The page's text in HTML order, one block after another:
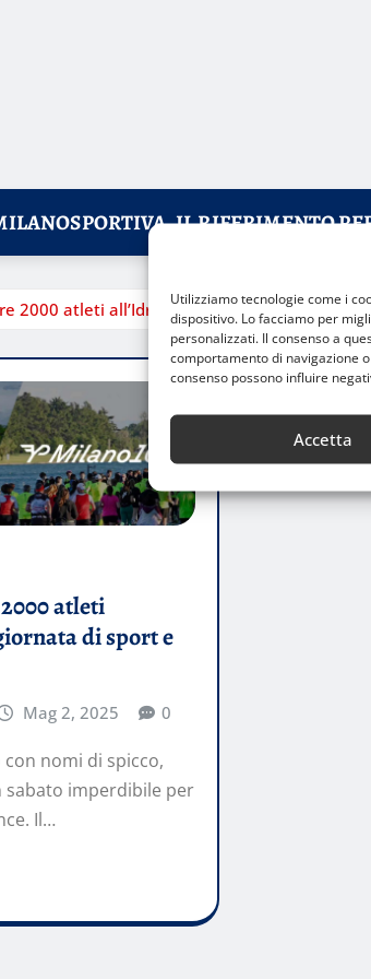
Utilizziamo tecnologie come i
dispositivo. Lo facciamo per
personalizzati. Il consenso a
comportamento di navigazione
consenso possono influire
Accetta
IL RIFERIMENTO
2000 atleti all’Idroscalo per una giornata di
atleti
di sport e
Mag 2, 2025 0
nomi di spicco,
sabato imperdibile per
Il…